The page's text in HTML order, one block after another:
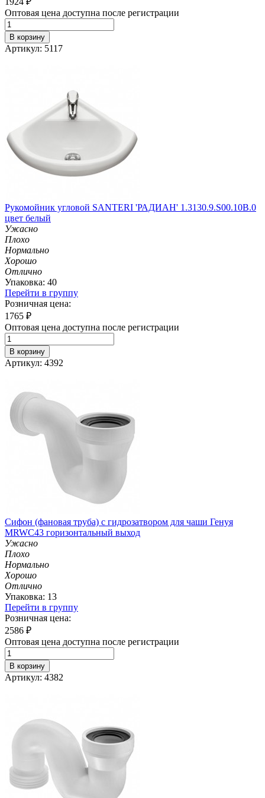
Оптовая цена доступна после регистрации
В корзину
Артикул: 5117
Рукомойник угловой SANTERI 'РАДИАН' 1.3130.9.S00.10B.0
цвет белый
Ужасно
Плохо
Нормально
Хорошо
Отлично
Упаковка: 40
Перейти в группу
Розничная цена:
1765 ₽
Оптовая цена доступна после регистрации
В корзину
Артикул: 4392
Сифон (фановая труба) с гидрозатвором для чаши Генуя
MRWC43 горизонтальный выход
Ужасно
Плохо
Нормально
Хорошо
Отлично
Упаковка: 13
Перейти в группу
Розничная цена:
2586 ₽
Оптовая цена доступна после регистрации
В корзину
Артикул: 4382